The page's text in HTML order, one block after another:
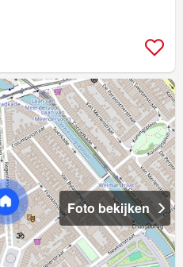
Foto bekijken